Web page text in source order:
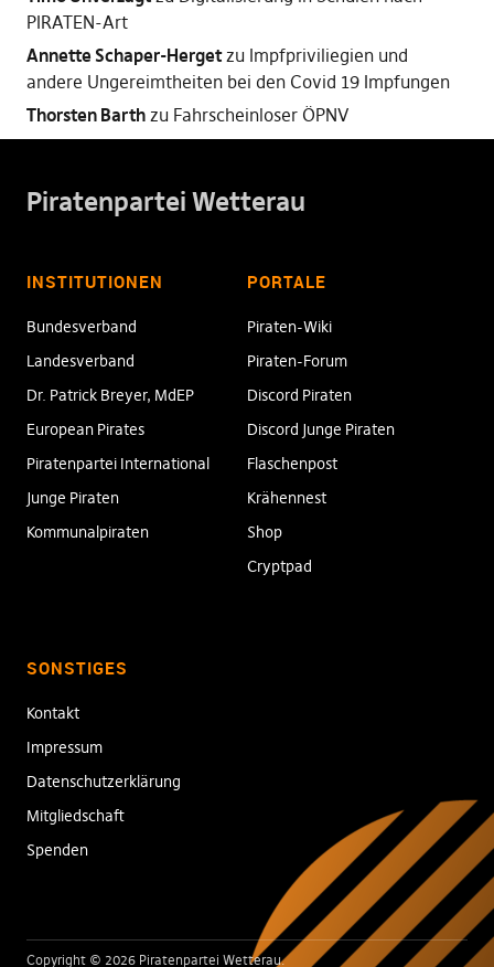
PIRATEN-Art
Annette Schaper-Hergetzu Impfpriviliegien und
andere Ungereimtheiten bei den Covid 19 Impfungen
Thorsten Barthzu Fahrscheinloser ÖPNV
Piratenpartei Wetterau
INSTITUTIONEN
Bundesverband
Landesverband
Dr. Patrick Breyer, MdEP
European Pirates
Piratenpartei International
Junge Piraten
Kommunalpiraten
PORTALE
Piraten-Wiki
Piraten-Forum
Discord Piraten
Discord Junge Piraten
Flaschenpost
Krähennest
Shop
Cryptpad
SONSTIGES
Kontakt
Impressum
Datenschutzerklärung
Mitgliedschaft
Spenden
Copyright © 2026 Piratenpartei Wetterau